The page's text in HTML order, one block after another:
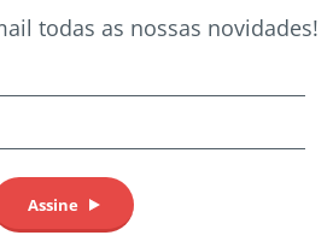
todas as nossas novidades!